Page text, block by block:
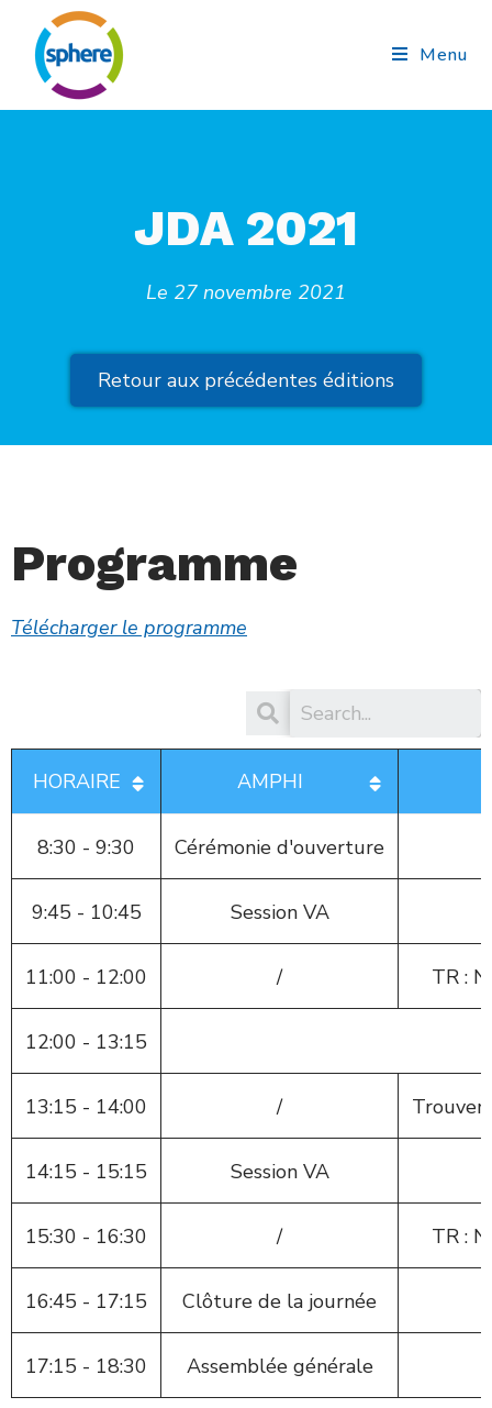
Menu
JDA 2021
Le 27 novembre 2021
Retour aux précédentes éditions
Programme
Télécharger le programme
HORAIRE AMPHI
8:30 - 9:30 Cérémonie d'ouverture
9:45 - 10:45 Session VA
11:00 - 12:00 / TR :
12:00 - 13:15
13:15 - 14:00 / Trouver
14:15 - 15:15 Session VA
15:30 - 16:30 / TR :
16:45 - 17:15 Clôture de la journée
17:15 - 18:30 Assemblée générale